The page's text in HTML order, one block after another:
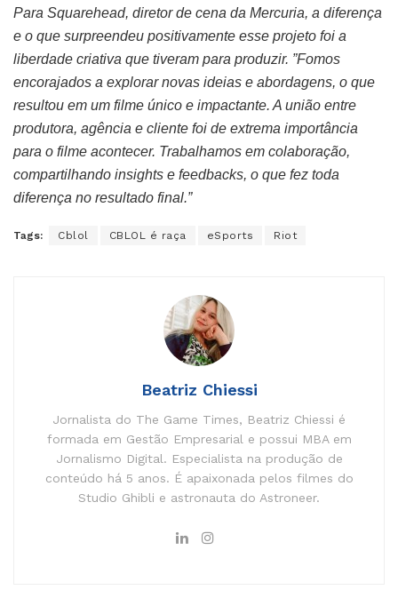
Para Squarehead, diretor de cena da Mercuria, a diferença
e o que surpreendeu positivamente esse projeto foi a
liberdade criativa que tiveram para produzir. ”Fomos
encorajados a explorar novas ideias e abordagens, o que
resultou em um filme único e impactante. A união entre
produtora, agência e cliente foi de extrema importância
para o filme acontecer. Trabalhamos em colaboração,
compartilhando insights e feedbacks, o que fez toda
diferença no resultado final.”
Tags: Cblol CBLOL é raça eSports Riot
Beatriz Chiessi
Jornalista do The Game Times, Beatriz Chiessi é
formada em Gestão Empresarial e possui MBA em
Jornalismo Digital. Especialista na produção de
conteúdo há 5 anos. É apaixonada pelos filmes do
Studio Ghibli e astronauta do Astroneer.